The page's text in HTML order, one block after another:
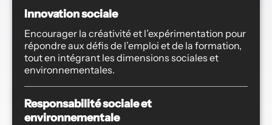
Innovation sociale
Encourager la créativité et l’expérimentation pour
répondre aux défis de l’emploi et de la formation,
tout en intégrant les dimensions sociales et
environnementales.
Responsabilité sociale et
environnementale